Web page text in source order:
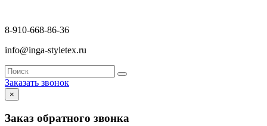
8-910-668-86-36
info@inga-styletex.ru
Заказать звонок
×
Заказ обратного звонка